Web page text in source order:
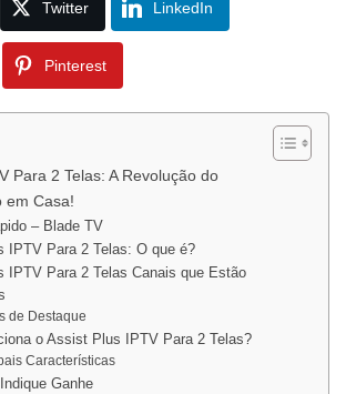
Twitter LinkedIn
Pinterest
Para 2 Telas: A Revolução do
em Casa!
– Blade TV
IPTV Para 2 Telas: O que é?
IPTV Para 2 Telas Canais que Estão
de Destaque
o Assist Plus IPTV Para 2 Telas?
Características
Ganhe